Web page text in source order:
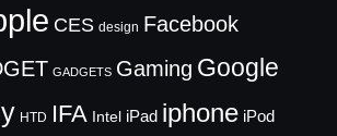
CES design Facebook
GADGETS Gaming Google
HTD IFA Intel iPad iphone iPod